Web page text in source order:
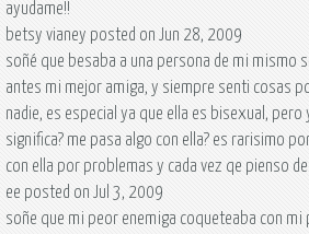
ayudame!!
betsy vianey posted on Jun 28, 2009
soñé que besaba a una persona de mi mismo
antes mi mejor amiga, y siempre senti cosas
nadie, es especial ya que ella es bisexual, pero
significa? me pasa algo con ella? es rarisimo
con ella por problemas y cada vez qe pienso de
ee posted on Jul 3, 2009
soñe que mi peor enemiga coqueteaba con mi